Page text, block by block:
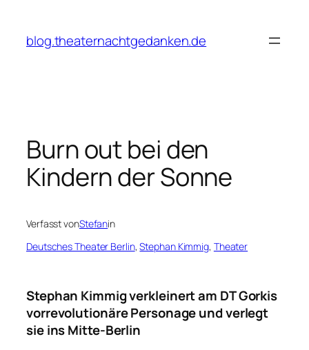
springen
blog.theaternachtgedanken.de
Burn out bei den
Kindern der Sonne
Verfasst vonStefanin
Deutsches Theater Berlin, Stephan Kimmig, Theater
Stephan Kimmig verkleinert am DT Gorkis
vorrevolutionäre Personage und verlegt
sie ins Mitte-Berlin